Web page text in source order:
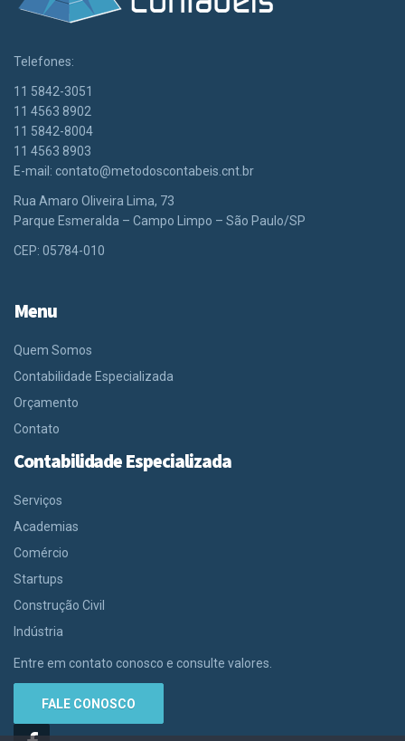
Telefones:
11 5842-3051
11 4563 8902
11 5842-8004
11 4563 8903
E-mail: contato@metodoscontabeis.cnt.br
Rua Amaro Oliveira Lima, 73
Parque Esmeralda – Campo Limpo – São Paulo/SP
CEP: 05784-010
Menu
Quem Somos
Contabilidade Especializada
Orçamento
Contato
Contabilidade Especializada
Serviços
Academias
Comércio
Startups
Construção Civil
Indústria
Entre em contato conosco e consulte valores.
FALE CONOSCO